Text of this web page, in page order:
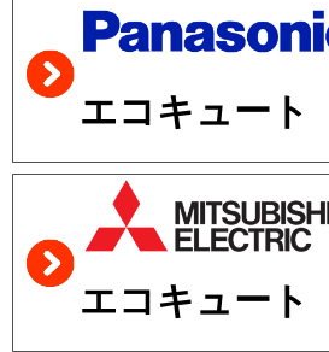
エコキュート
エコキュート